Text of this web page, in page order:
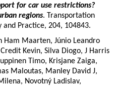
for car use restrictions?
regions. Transportation
and Practice, 204, 104843.
Ham Maarten, Júnio Leandro
Kevin, Silva Diogo, J Harris
Timo, Krisjane Zaiga,
Maloutas, Manley David J,
Novotný Ladislav,